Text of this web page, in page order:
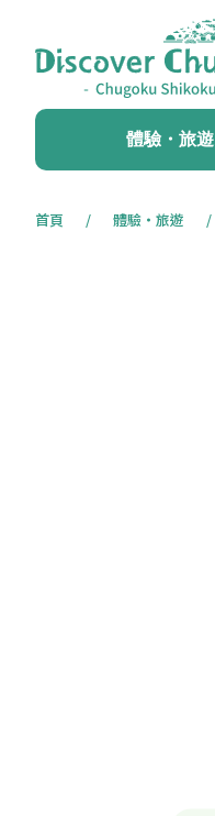
體驗・旅遊
首頁 體驗・旅遊